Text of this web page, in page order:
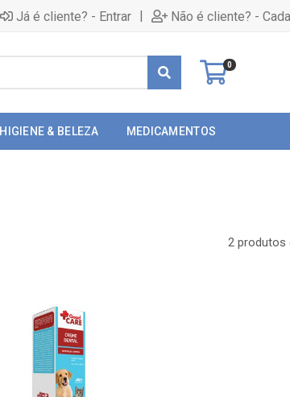
Já é cliente? - Entrar | Não é cliente? -
0
HIGIENE & BELEZA MEDICAMENTOS
2 produtos